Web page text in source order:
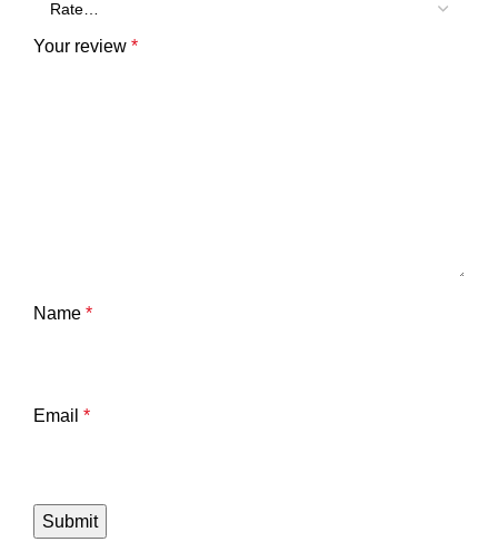
Your review *
Name *
Email *